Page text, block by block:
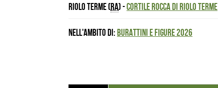
Riolo Terme (RA) -CORTILE ROCCA DI RIOLO TERME
Nell'ambito di:BURATTINI E FIGURE 2026